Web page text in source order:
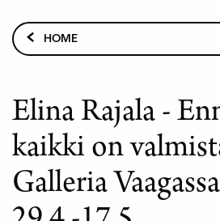
content
Breadcrumb
HOME
Elina Rajala -
kaikki on
Galleria Vaagassa